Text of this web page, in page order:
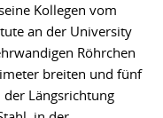
Kollegen vom
an der University
Röhrchen
breiten und fünf
Längsrichtung